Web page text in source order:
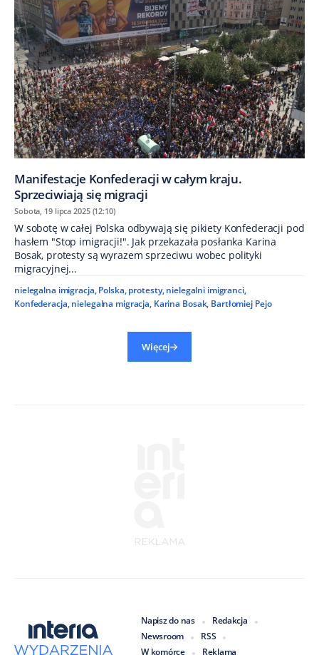
Manifestacje Konfederacji w całym kraju.
Sprzeciwiają się migracji
Sobota, 19 lipca 2025 (12:10)
W sobotę w całej Polska odbywają się pikiety Konfederacji pod
hasłem "Stop imigracji!". Jak przekazała posłanka Karina
Bosak, protesty są wyrazem sprzeciwu wobec polityki
migracyjnej...
nielegalna imigracja, Polska, protesty, nielegalni imigranci,
Konfederacja, nielegalna migracja, Karina Bosak, Bartłomiej Pejo
Więcej
Napisz do nas
Redakcja
Newsroom
RSS
W komórce
Reklama